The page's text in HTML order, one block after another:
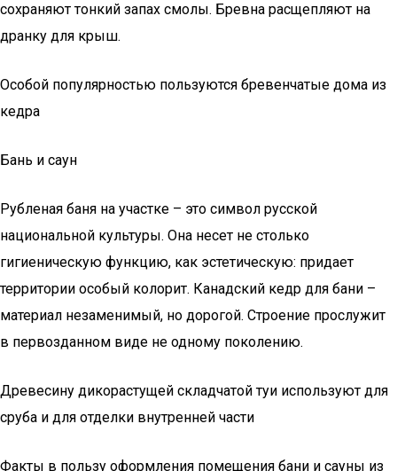
сохраняют тонкий запах смолы. Бревна расщепляют на
дранку для крыш.
Особой популярностью пользуются бревенчатые дома из
кедра
Бань и саун
Рубленая баня на участке – это символ русской
национальной культуры. Она несет не столько
гигиеническую функцию, как эстетическую: придает
территории особый колорит. Канадский кедр для бани –
материал незаменимый, но дорогой. Строение прослужит
в первозданном виде не одному поколению.
Древесину дикорастущей складчатой туи используют для
сруба и для отделки внутренней части
Факты в пользу оформления помещения бани и сауны из